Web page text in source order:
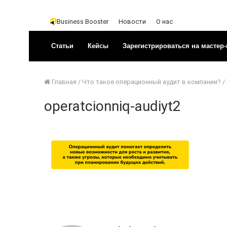
Business Booster Новости О нас
Статьи Кейсы Зарегистрироваться на
Главная / Что такое операционный аудит в компании? /
operatcionniq-audiyt2